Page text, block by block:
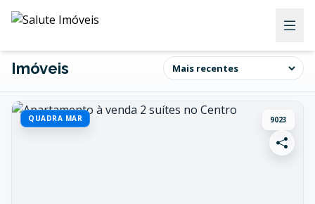
Imóveis
QUADRA MAR 9023